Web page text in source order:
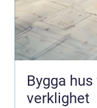
Bygga hus från dröm till
verklighet